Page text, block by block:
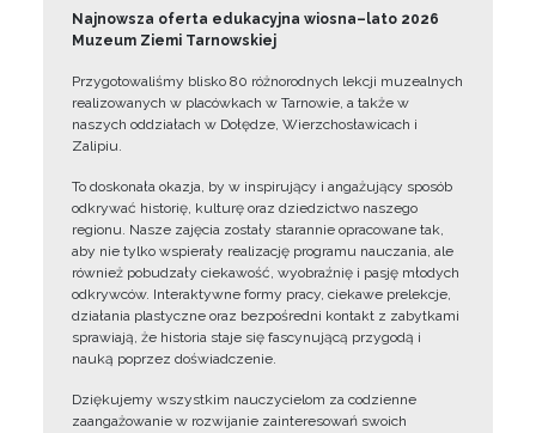
Najnowsza oferta edukacyjna wiosna–lato 2026
Muzeum Ziemi Tarnowskiej
Przygotowaliśmy blisko 80 różnorodnych lekcji muzealnych
realizowanych w placówkach w Tarnowie, a także w
naszych oddziałach w Dołędze, Wierzchosławicach i
Zalipiu.
To doskonała okazja, by w inspirujący i angażujący sposób
odkrywać historię, kulturę oraz dziedzictwo naszego
regionu. Nasze zajęcia zostały starannie opracowane tak,
aby nie tylko wspierały realizację programu nauczania, ale
również pobudzały ciekawość, wyobraźnię i pasję młodych
odkrywców. Interaktywne formy pracy, ciekawe prelekcje,
działania plastyczne oraz bezpośredni kontakt z zabytkami
sprawiają, że historia staje się fascynującą przygodą i
nauką poprzez doświadczenie.
Dziękujemy wszystkim nauczycielom za codzienne
zaangażowanie w rozwijanie zainteresowań swoich